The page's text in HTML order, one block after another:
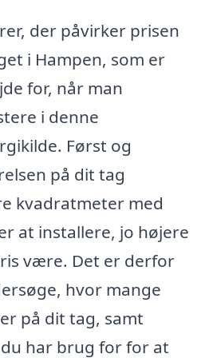
der påvirker prisen
i Hampen, som er
for, når man
i denne
Først og
på dit tag
kvadratmeter med
at installere, jo højere
være. Det er derfor
hvor mange
på dit tag, samt
har brug for for at